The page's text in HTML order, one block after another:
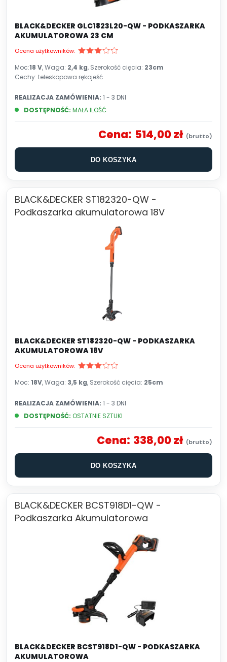
BLACK&DECKER GLC1823L20-QW - PODKASZARKA
AKUMULATOROWA 23 CM
Ocena użytkowników:
Moc:18 V, Waga: 2,4 kg, Szerokość cięcia: 23cm
Cechy: teleskopowa rękojeść
DOSTĘPNOŚĆ: MAŁA ILOŚĆ
REALIZACJA ZAMÓWIENIA: 1 - 3 DNI
Cena: 514,00 zł
DO KOSZYKA
BLACK&DECKER ST182320-QW -
Podkaszarka akumulatorowa 18V
BLACK&DECKER ST182320-QW - PODKASZARKA
AKUMULATOROWA 18V
Ocena użytkowników:
Moc: 18V, Waga: 3,5 kg, Szerokość cięcia: 25cm
DOSTĘPNOŚĆ: OSTATNIE SZTUKI
REALIZACJA ZAMÓWIENIA: 1 - 3 DNI
Cena: 338,00 zł
DO KOSZYKA
BLACK&DECKER BCST918D1-QW -
Podkaszarka Akumulatorowa
BLACK&DECKER BCST918D1-QW - PODKASZARKA
AKUMULATOROWA